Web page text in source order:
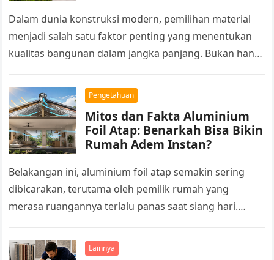
Dalam dunia konstruksi modern, pemilihan material
menjadi salah satu faktor penting yang menentukan
kualitas bangunan dalam jangka panjang. Bukan hanya
ketahanan,…
Pengetahuan
Mitos dan Fakta Aluminium
Foil Atap: Benarkah Bisa Bikin
Rumah Adem Instan?
Belakangan ini, aluminium foil atap semakin sering
dibicarakan, terutama oleh pemilik rumah yang
merasa ruangannya terlalu panas saat siang hari.
Lainnya